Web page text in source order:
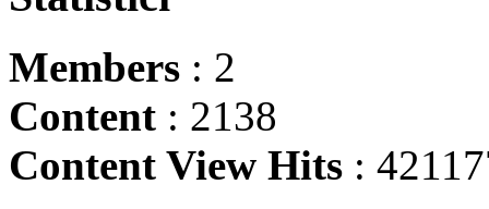
Members : 2
Content : 2138
Content View Hits :